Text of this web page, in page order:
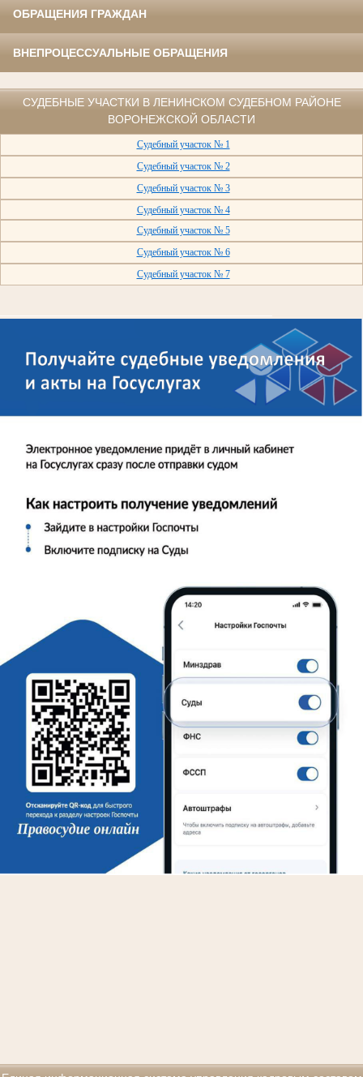
ОБРАЩЕНИЯ ГРАЖДАН
ВНЕПРОЦЕССУАЛЬНЫЕ ОБРАЩЕНИЯ
СУДЕБНЫЕ УЧАСТКИ В ЛЕНИНСКОМ СУДЕБНОМ РАЙОНЕ
ВОРОНЕЖСКОЙ ОБЛАСТИ
Судебный участок № 1
Судебный участок № 2
Судебный участок № 3
Судебный участок № 4
Судебный участок № 5
Судебный участок № 6
Судебный участок № 7